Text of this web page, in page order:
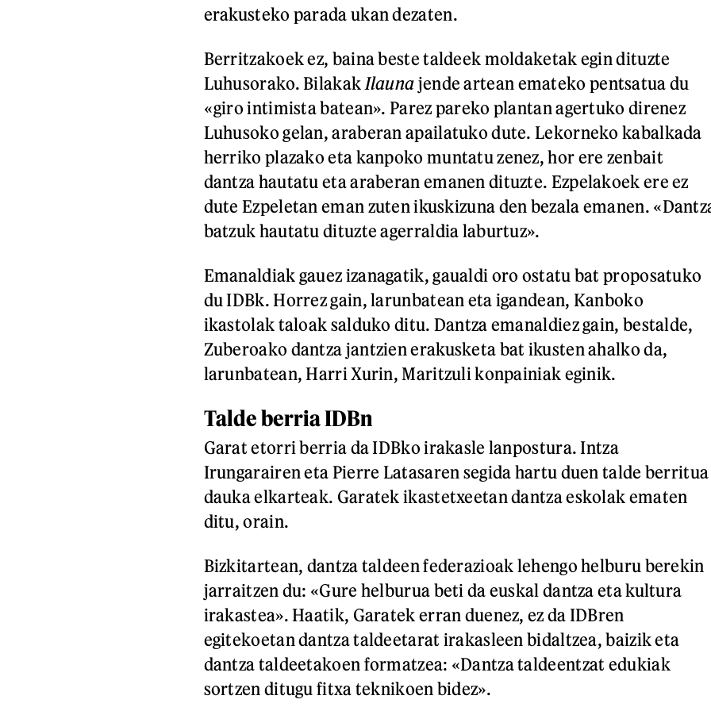
erakusteko parada ukan dezaten.
Berritzakoek ez, baina beste taldeek moldaketak egin dituzte
Luhusorako. Bilakak Ilauna jende artean emateko pentsatua du
«giro intimista batean». Parez pareko plantan agertuko direnez
Luhusoko gelan, araberan apailatuko dute. Lekorneko kabalkada
herriko plazako eta kanpoko muntatu zenez, hor ere zenbait
dantza hautatu eta araberan emanen dituzte. Ezpelakoek ere ez
dute Ezpeletan eman zuten ikuskizuna den bezala emanen.
batzuk hautatu dituzte agerraldia laburtuz».
Emanaldiak gauez izanagatik, gaualdi oro ostatu bat proposatuko
du IDBk. Horrez gain, larunbatean eta igandean, Kanboko
ikastolak taloak salduko ditu. Dantza emanaldiez gain, bestalde,
Zuberoako dantza jantzien erakusketa bat ikusten ahalko da,
larunbatean, Harri Xurin, Maritzuli konpainiak eginik.
Talde berria IDBn
Garat etorri berria da IDBko irakasle lanpostura. Intza
Irungarairen eta Pierre Latasaren segida hartu duen talde berritua
dauka elkarteak. Garatek ikastetxeetan dantza eskolak ematen
ditu, orain.
Bizkitartean, dantza taldeen federazioak lehengo helburu berekin
jarraitzen du: «Gure helburua beti da euskal dantza eta kultura
irakastea». Haatik, Garatek erran duenez, ez da IDBren
egitekoetan dantza taldeetarat irakasleen bidaltzea, baizik eta
dantza taldeetakoen formatzea: «Dantza taldeentzat edukiak
sortzen ditugu fitxa teknikoen bidez».